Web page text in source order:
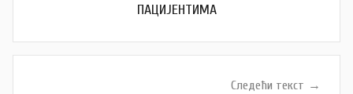
ПАЦИЈЕНТИМА
Следећи текст